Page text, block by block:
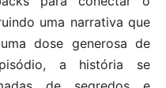
uma narrativa que
dose generosa de
a história se